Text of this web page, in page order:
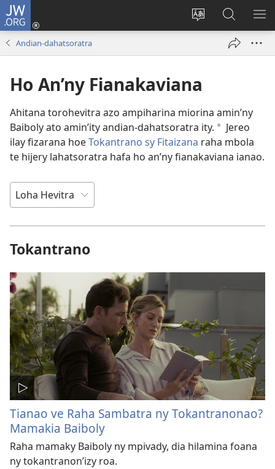
JW.ORG
Hiova
Hiditra
(manokatra
ato
Amin’ny
Andian-dahatsoratra
Ho An’ny Fianakaviana
Ahitana torohevitra azo ampiharina miorina amin’ny
Baiboly ato amin’ity andian-dahatsoratra ity. a Jereo
ilay fizarana hoeTokantrano sy Fitaizana raha mbola
te hijery lahatsoratra hafa ho an’ny fianakaviana ianao.
Tokantrano
Tianao ve Raha Sambatra ny Tokantranonao?
Mamakia Baiboly
Raha mamaky Baiboly ny mpivady, dia hilamina foana
ny tokantranon’izy roa.